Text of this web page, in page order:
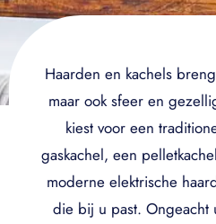
Haarden en kachels
maar ook sfeer en
kiest voor een
gaskachel, een
moderne elektrische
die bij u past. Ongeacht